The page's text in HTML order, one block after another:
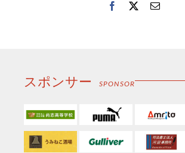
Facebook
Twitter電
スポンサー SPONSOR